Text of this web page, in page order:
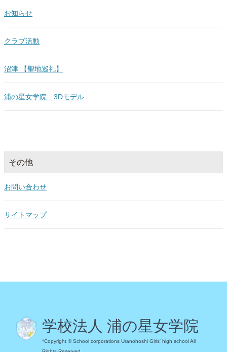
お知らせ
クラブ活動
沼津 【聖地巡礼】
浦の星女学院 3Dモデル
その他
お問い合わせ
サイトマップ
学校法人 浦の星女学院
*Copyright © School corporations Uranohoshi Girls' high school All